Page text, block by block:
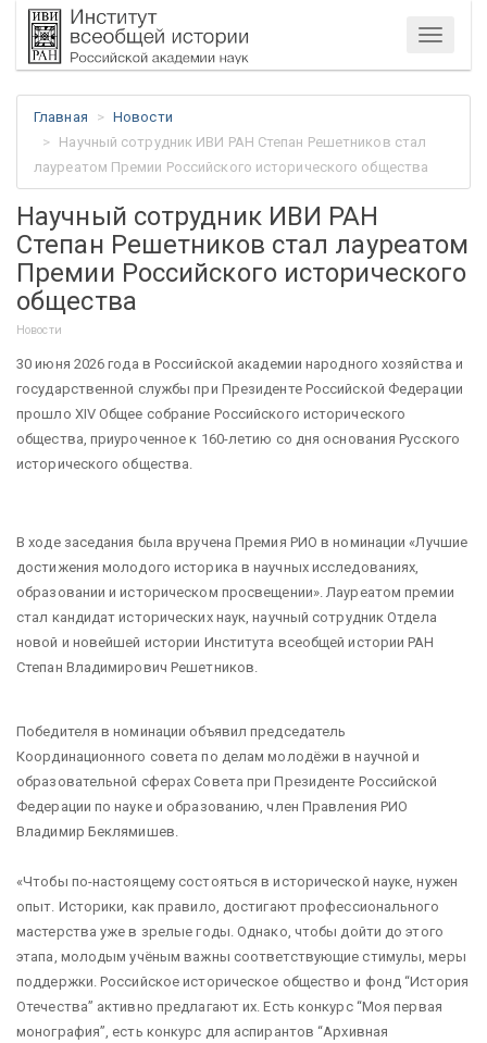
Меню
Главная
Новости
Научный сотрудник ИВИ РАН Степан Решетников стал
лауреатом Премии Российского исторического общества
Научный сотрудник ИВИ РАН
Степан Решетников стал лауреатом
Премии Российского исторического
общества
Новости
30 июня 2026 года в Российской академии народного хозяйства и
государственной службы при Президенте Российской Федерации
прошло XIV Общее собрание Российского исторического
общества, приуроченное к 160-летию со дня основания Русского
исторического общества.
В ходе заседания была вручена Премия РИО в номинации «Лучшие
достижения молодого историка в научных исследованиях,
образовании и историческом просвещении». Лауреатом премии
стал кандидат исторических наук, научный сотрудник Отдела
новой и новейшей истории Института всеобщей истории РАН
Степан Владимирович Решетников.
Победителя в номинации объявил председатель
Координационного совета по делам молодёжи в научной и
образовательной сферах Совета при Президенте Российской
Федерации по науке и образованию, член Правления РИО
Владимир Беклямишев.
«Чтобы по-настоящему состояться в исторической науке, нужен
опыт. Историки, как правило, достигают профессионального
мастерства уже в зрелые годы. Однако, чтобы дойти до этого
этапа, молодым учёным важны соответствующие стимулы, меры
поддержки. Российское историческое общество и фонд “История
Отечества” активно предлагают их. Есть конкурс “Моя первая
монография”, есть конкурс для аспирантов “Архивная